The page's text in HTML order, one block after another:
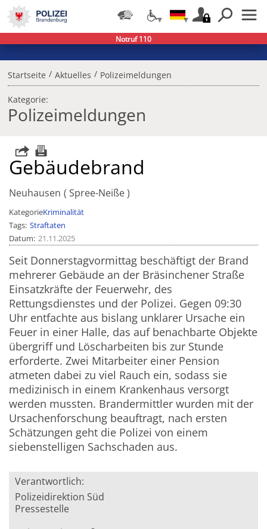
Startseite / Aktuelles / Polizeimeldungen
Kategorie:
Polizeimeldungen
Gebäudebrand
Neuhausen Spree-Neiße
KategorieKriminalität
Tags Straftaten
Datum 21.11.2025
Seit Donnerstagvormittag beschäftigt der Brand
mehrerer Gebäude an der Bräsinchener Straße
Einsatzkräfte der Feuerwehr, des
Rettungsdienstes und der Polizei. Gegen 09:30
Uhr entfachte aus bislang unklarer Ursache ein
Feuer in einer Halle, das auf benachbarte Objekte
übergriff und Löscharbeiten bis zur Stunde
erforderte. Zwei Mitarbeiter einer Pension
atmeten dabei zu viel Rauch ein, sodass sie
medizinisch in einem Krankenhaus versorgt
werden mussten. Brandermittler wurden mit der
Ursachenforschung beauftragt, nach ersten
Schätzungen geht die Polizei von einem
siebenstelligen Sachschaden aus.
Verantwortlich:
Polizeidirektion Süd
Pressestelle
Notruf 110